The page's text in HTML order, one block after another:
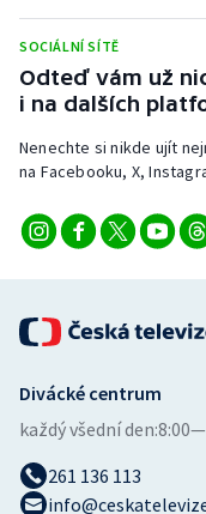
Stolní tenis
Triatlon
Veslování
Vodní slalom
Ostatní
SOCIÁLNÍ SÍTĚ
Odteď vám už
i na dalších
Nenechte si nikde ujít
na Facebooku, X,
Divácké centrum
každý všední den:
261 136 113